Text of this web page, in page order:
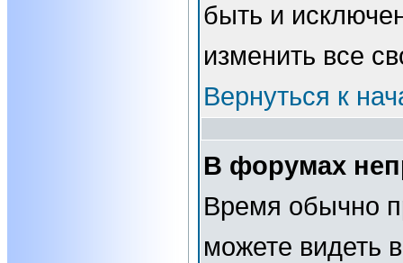
быть и
изменить все
Вернуться к
В форумах
Время обычно
можете видеть